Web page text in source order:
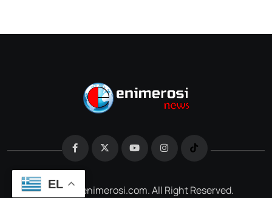
@2026 e-enimerosi.com. All Right Reserved.
EL